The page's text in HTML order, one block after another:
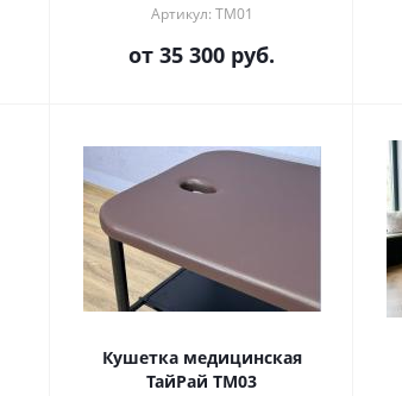
Артикул: TM01
от 35 300 руб.
Кушетка медицинская
TaйРай TM03